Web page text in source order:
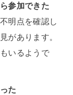
参加できた
明点を確認し
があります。
いるようで
た